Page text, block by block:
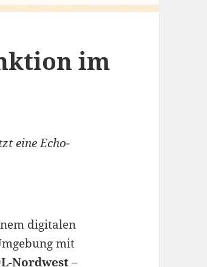
im
eine Echo-
digitalen
mit
Nordwest–